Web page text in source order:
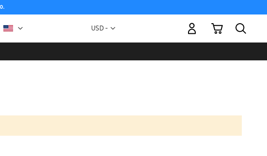
Moneda
USD -
Mi carrito